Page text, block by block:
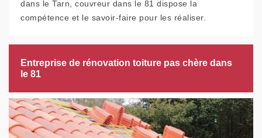
dans le Tarn, couvreur dans le 81 dispose la
compétence et le savoir-faire pour les réaliser.
Entreprise de rénovation toiture pas chère dans
le 81